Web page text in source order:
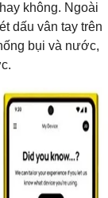
không. Ngoài
dấu vân tay trên
bụi và nước,